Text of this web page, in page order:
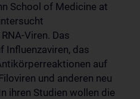
School of Medicine at
Viren. Das
Influenzaviren, das
auf
und anderen neu
ihren Studien wollen die